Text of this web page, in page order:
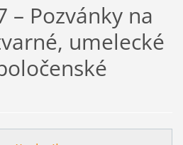
– Pozvánky na
umelecké